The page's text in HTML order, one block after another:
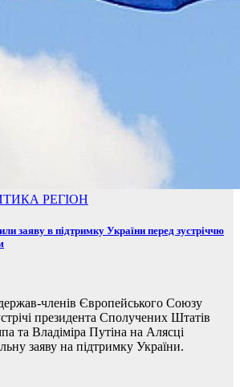
РЕГІОН
заяву в підтримку України перед зустріччю
членів Європейського Союзу
президента Сполучених Штатів
та Владіміра Путіна на Алясці
заяву на підтримку України.